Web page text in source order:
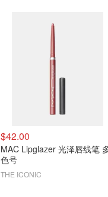
$42.00
MAC Lipglazer 光泽唇线笔
色号
THE ICONIC